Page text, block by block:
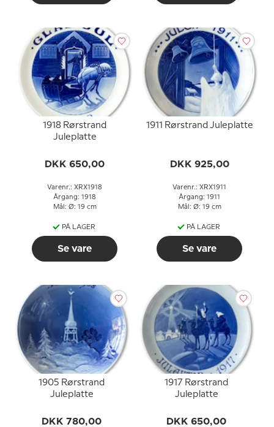
1918 Rørstrand
Juleplatte
DKK 650,00
Varenr.: XRX1918
Årgang: 1918
Mål: Ø: 19 cm
PÅ LAGER
Se vare
1911 Rørstrand Juleplatte
DKK 925,00
Varenr.: XRX1911
Årgang: 1911
Mål: Ø: 19 cm
PÅ LAGER
Se vare
1905 Rørstrand
Juleplatte
DKK 780,00
1917 Rørstrand
Juleplatte
DKK 650,00